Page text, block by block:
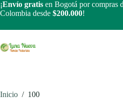
Saltar
al
¡Envío gratis en Bogotá por compras
Colombia desde $200.000!
Inicio / 100